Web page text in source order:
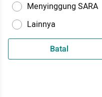
Menyinggung SARA
Lainnya
Batal